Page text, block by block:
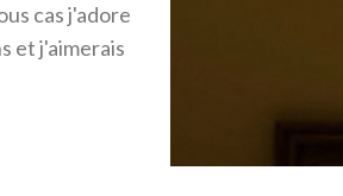
cas j'adore
et j'aimerais